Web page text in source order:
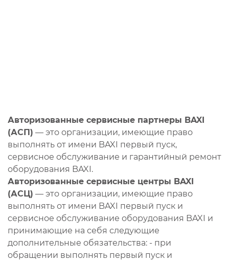
Авторизованные сервисные партнеры BAXI
(АСП) — это организации, имеющие право
выполнять от имени BAXI первый пуск,
сервисное обслуживание и гарантийный ремонт
оборудования BAXI.
Авторизованные сервисные центры BAXI
(АСЦ) — это организации, имеющие право
выполнять от имени BAXI первый пуск и
сервисное обслуживание оборудования BAXI и
принимающие на себя следующие
дополнительные обязательства: - при
обращении выполнять первый пуск и